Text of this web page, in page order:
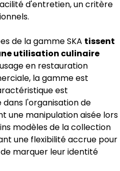
d'entretien, un critère
de la gamme SKA tissent
utilisation culinaire
en restauration
la gamme est
est
l'organisation de
une manipulation aisée lors
modèles de la collection
une flexibilité accrue pour
marquer leur identité